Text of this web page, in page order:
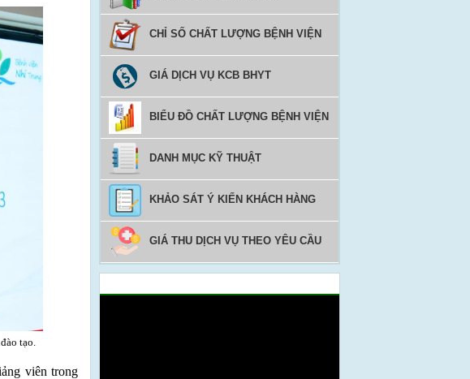
tạo.
viên trong
CHỈ SỐ CHẤT LƯỢNG BỆNH VIỆN
GIÁ DỊCH VỤ KCB BHYT
BIỂU ĐỒ CHẤT LƯỢNG BỆNH VIỆN
DANH MỤC KỸ THUẬT
KHẢO SÁT Ý KIẾN KHÁCH HÀNG
GIÁ THU DỊCH VỤ THEO YÊU CẦU